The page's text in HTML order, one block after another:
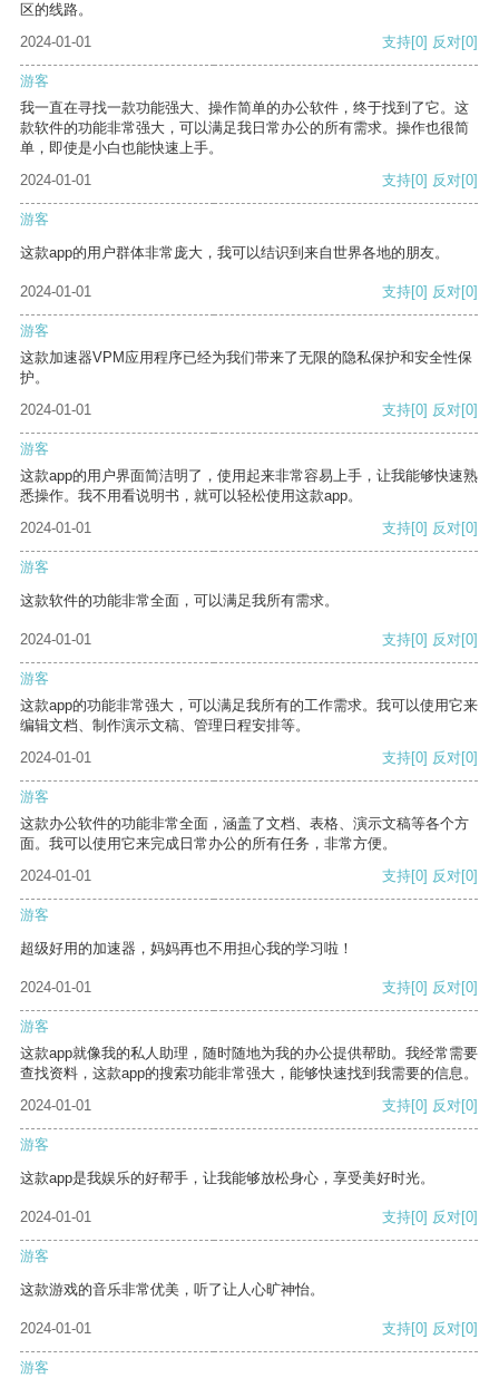
区的线路。
2024-01-01
支持[0] 反对[0]
游客
我一直在寻找一款功能强大、操作简单的办公软件，终于找到了它。这
款软件的功能非常强大，可以满足我日常办公的所有需求。操作也很简
单，即使是小白也能快速上手。
2024-01-01
支持[0] 反对[0]
游客
这款app的用户群体非常庞大，我可以结识到来自世界各地的朋友。
2024-01-01 支持[0] 反对[0]
游客
这款加速器VPM应用程序已经为我们带来了无限的隐私保护和安全性保
护。
2024-01-01
支持[0] 反对[0]
游客
这款app的用户界面简洁明了，使用起来非常容易上手，让我能够快速熟
悉操作。我不用看说明书，就可以轻松使用这款app。
2024-01-01
支持[0] 反对[0]
游客
这款软件的功能非常全面，可以满足我所有需求。
2024-01-01 支持[0] 反对[0]
游客
这款app的功能非常强大，可以满足我所有的工作需求。我可以使用它来
编辑文档、制作演示文稿、管理日程安排等。
2024-01-01
支持[0] 反对[0]
游客
这款办公软件的功能非常全面，涵盖了文档、表格、演示文稿等各个方
面。我可以使用它来完成日常办公的所有任务，非常方便。
2024-01-01
支持[0] 反对[0]
游客
超级好用的加速器，妈妈再也不用担心我的学习啦！
2024-01-01 支持[0] 反对[0]
游客
这款app就像我的私人助理，随时随地为我的办公提供帮助。我经常需要
查找资料，这款app的搜索功能非常强大，能够快速找到我需要的信息。
2024-01-01
支持[0] 反对[0]
游客
这款app是我娱乐的好帮手，让我能够放松身心，享受美好时光。
2024-01-01 支持[0] 反对[0]
游客
这款游戏的音乐非常优美，听了让人心旷神怡。
2024-01-01 支持[0] 反对[0]
游客